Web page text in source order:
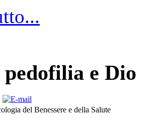
e Dio
del Benessere e della Salute